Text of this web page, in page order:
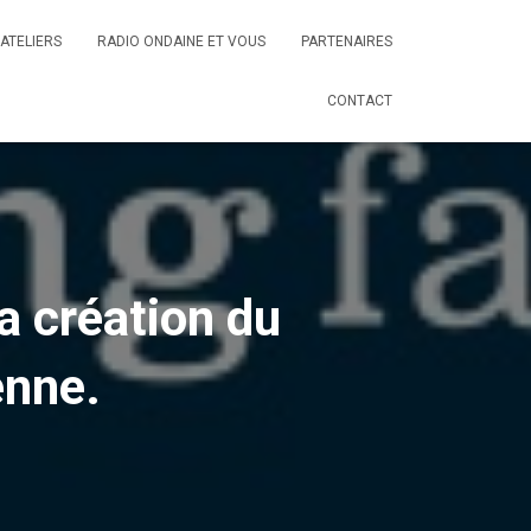
ATELIERS RADIO ONDAINE ET VOUS PARTENAIRES
CONTACT
création du